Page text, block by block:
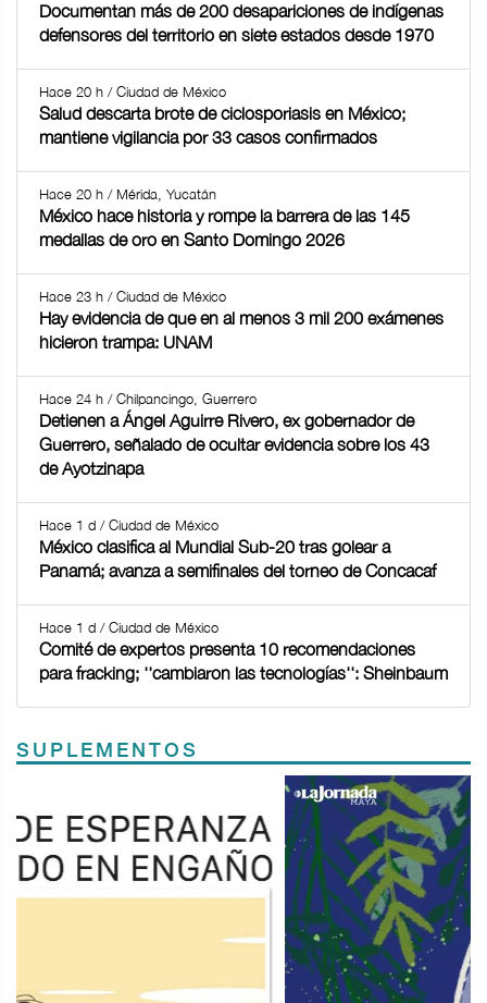
Documentan más de 200 desapariciones de indígenas
defensores del territorio en siete estados desde 1970
Hace 20 h / Ciudad de México
Salud descarta brote de ciclosporiasis en México;
mantiene vigilancia por 33 casos confirmados
Hace 20 h / Mérida, Yucatán
México hace historia y rompe la barrera de las 145
medallas de oro en Santo Domingo 2026
Hace 23 h / Ciudad de México
Hay evidencia de que en al menos 3 mil 200 exámenes
hicieron trampa: UNAM
Hace 24 h / Chilpancingo, Guerrero
Detienen a Ángel Aguirre Rivero, ex gobernador de
Guerrero, señalado de ocultar evidencia sobre los 43
de Ayotzinapa
Hace 1 d / Ciudad de México
México clasifica al Mundial Sub-20 tras golear a
Panamá; avanza a semifinales del torneo de Concacaf
Hace 1 d / Ciudad de México
Comité de expertos presenta 10 recomendaciones
para fracking; ''cambiaron las tecnologías'': Sheinbaum
SUPLEMENTOS